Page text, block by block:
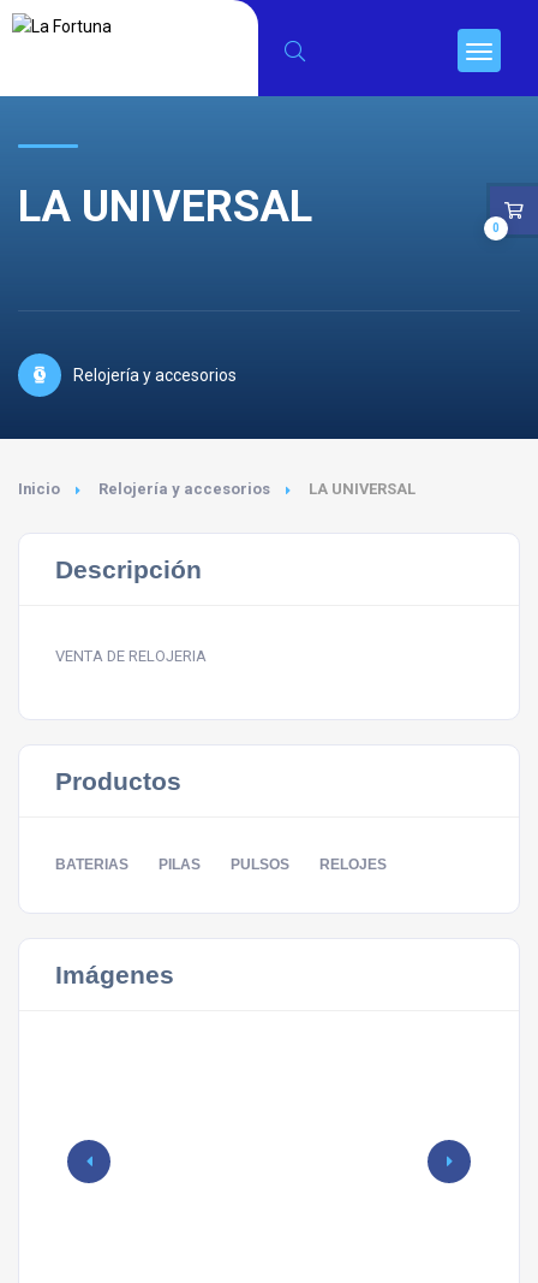
LA UNIVERSAL
Relojería y accesorios
Inicio Relojería y accesorios LA UNIVERSAL
Descripción
VENTA DE RELOJERIA
Productos
BATERIAS PILAS PULSOS RELOJES
Imágenes
0